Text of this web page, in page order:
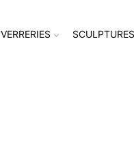
VERRERIES SCULPTURES